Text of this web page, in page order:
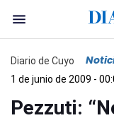
Diario de Cuyo
1 de junio de 2009 -
Pezzuti: